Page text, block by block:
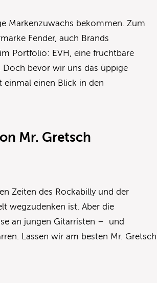
Markenzuwachs bekommen. Zum
Fender, auch Brands
Portfolio: EVH, eine fruchtbare
bevor wir uns das üppige
einen Blick in den
Mr. Gretsch
Zeiten des Rockabilly und der
wegzudenken ist. Aber die
an jungen Gitarristen – und
Lassen wir am besten Mr. Gretsch